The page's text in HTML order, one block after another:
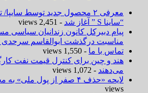
“ساینا S ” آغاز شد
- 2,451 views
پیام دبیرکل کانون زندانیان سیاسی
مناسبت درگذشت ابوالقاسم سرحدی
تماس با ما - 1,550 views
هند و چین برای کنترل قیمت نفت
می‌دهند - 1,072 views
لایحه «حذف ۴ صفر از پول ملی» به مجلس رفت
views